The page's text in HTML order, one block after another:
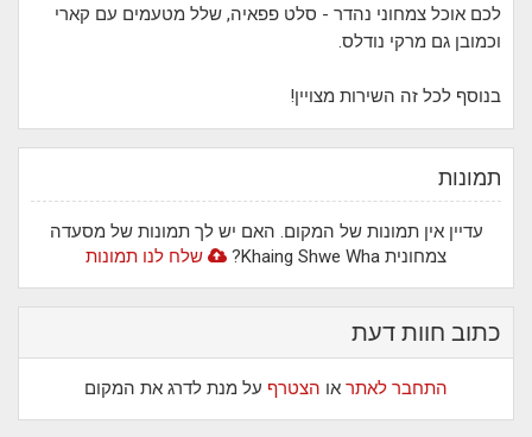
לכם אוכל צמחוני נהדר - סלט פפאיה, שלל מטעמים עם קארי
וכמובן גם מרקי נודלס.
בנוסף לכל זה השירות מצויין!
תמונות
עדיין אין תמונות של המקום. האם יש לך תמונות של מסעדה
צמחונית Khaing Shwe Wha?
שלח לנו תמונות
כתוב חוות דעת
התחבר לאתר או הצטרף על מנת לדרג את המקום